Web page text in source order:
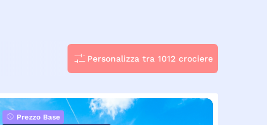
Personalizza tra 1012 crociere
Prezzo Base